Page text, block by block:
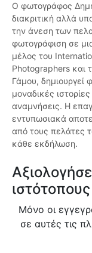
Ο φωτογράφος
διακριτική αλλά
την άνεση των
φωτογράφιση σε
μέλος του
Photographers
Γάμου, δημιουργεί
μοναδικές
αναμνήσεις. Η
εντυπωσιακά
από τους πελάτες
κάθε εκδήλωση.
ιστότοπους
Μόνο οι
σε αυτές τις